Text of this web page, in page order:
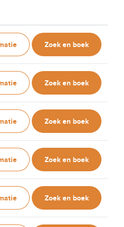
Zoek en boek
Zoek en boek
Zoek en boek
Zoek en boek
Zoek en boek